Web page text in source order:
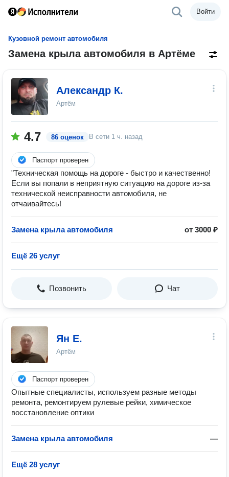
Войти
Кузовной ремонт автомобиля
Замена крыла автомобиля в Артёме
Александр К.
Артём
4.7 86 оценок В сети 1 ч. назад
Паспорт проверен
"Техническая помощь на дороге - быстро и качественно!
Если вы попали в неприятную ситуацию на дороге из-за
технической неисправности автомобиля, не
отчаивайтесь!
Замена крыла автомобиля от 3000 ₽
Ещё 26 услуг
Позвонить Чат
Ян Е.
Артём
Паспорт проверен
Опытные специалисты, используем разные методы
ремонта, ремонтируем рулевые рейки, химическое
восстановление оптики
Замена крыла автомобиля —
Ещё 28 услуг